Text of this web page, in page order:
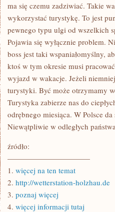
ma się czemu zadziwiać. Takie
wykorzystać turystykę. To jest
pewnego typu ulgi od wszelkich
Pojawia się wyłącznie problem.
boss jest taki wspaniałomyślny,
ktoś w tym okresie musi
wyjazd w wakacje. Jeżeli
turystyki. Być może otrzymamy
Turystyka zabierze nas do
odrębnego miesiąca. W Polsce
Niewątpliwie w odległych
źródło:
———————————
1. więcej na ten temat
2. http://wetterstation-holzhau.de
3. poznaj więcej
4. więcej informacji tutaj